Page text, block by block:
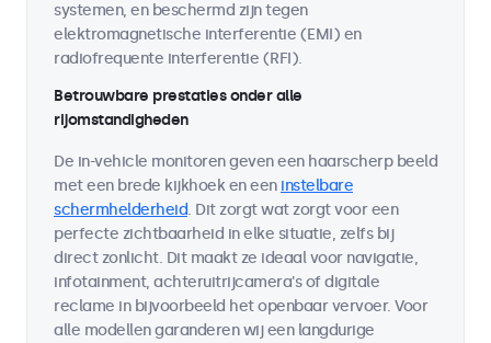
systemen, en beschermd zijn tegen
elektromagnetische interferentie (EMI) en
radiofrequente interferentie (RFI).
Betrouwbare prestaties onder alle
rijomstandigheden
De in-vehicle monitoren geven een haarscherp beeld
met een brede kijkhoek en een instelbare
schermhelderheid. Dit zorgt wat zorgt voor een
perfecte zichtbaarheid in elke situatie, zelfs bij
direct zonlicht. Dit maakt ze ideaal voor navigatie,
infotainment, achteruitrijcamera's of digitale
reclame in bijvoorbeeld het openbaar vervoer. Voor
alle modellen garanderen wij een langdurige